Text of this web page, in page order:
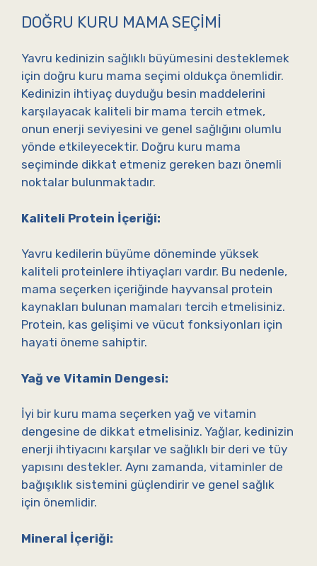
DOĞRU KURU MAMA SEÇIMI
Yavru kedinizin sağlıklı büyümesini desteklemek
için doğru kuru mama seçimi oldukça önemlidir.
Kedinizin ihtiyaç duyduğu besin maddelerini
karşılayacak kaliteli bir mama tercih etmek,
onun enerji seviyesini ve genel sağlığını olumlu
yönde etkileyecektir. Doğru kuru mama
seçiminde dikkat etmeniz gereken bazı önemli
noktalar bulunmaktadır.
Kaliteli Protein İçeriği:
Yavru kedilerin büyüme döneminde yüksek
kaliteli proteinlere ihtiyaçları vardır. Bu nedenle,
mama seçerken içeriğinde hayvansal protein
kaynakları bulunan mamaları tercih etmelisiniz.
Protein, kas gelişimi ve vücut fonksiyonları için
hayati öneme sahiptir.
Yağ ve Vitamin Dengesi:
İyi bir kuru mama seçerken yağ ve vitamin
dengesine de dikkat etmelisiniz. Yağlar, kedinizin
enerji ihtiyacını karşılar ve sağlıklı bir deri ve tüy
yapısını destekler. Aynı zamanda, vitaminler de
bağışıklık sistemini güçlendirir ve genel sağlık
için önemlidir.
Mineral İçeriği: